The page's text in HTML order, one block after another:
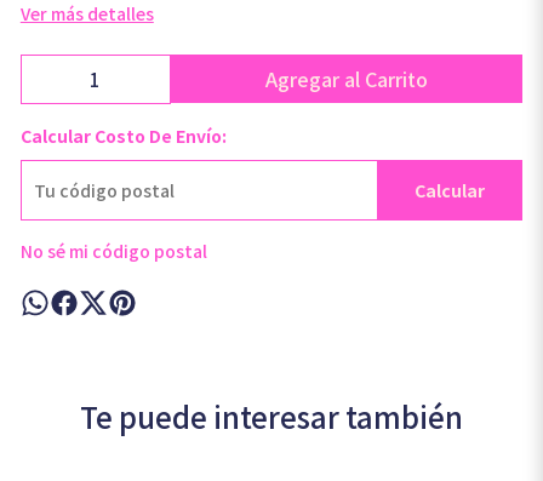
Ver más detalles
Agregar al Carrito
Calcular Costo De Envío:
Calcular
No sé mi código postal
Te puede interesar también